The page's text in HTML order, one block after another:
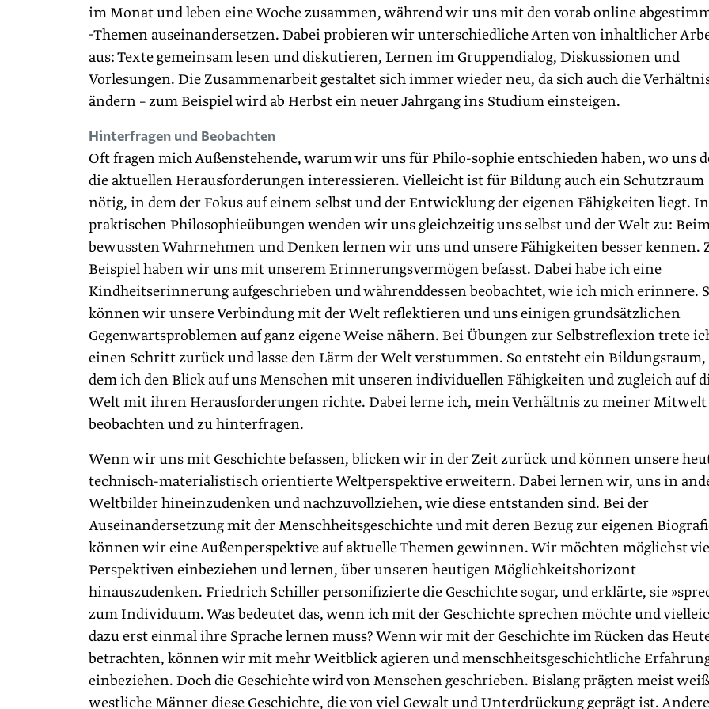
im Monat und leben eine Woche zusammen, während wir uns mit den vorab online
-Themen auseinandersetzen. Dabei probieren wir unterschiedliche Arten von inhaltlicher
aus: Texte gemeinsam lesen und diskutieren, Lernen im Gruppendialog, Diskussionen und
Vorlesungen. Die Zusammenarbeit gestaltet sich immer wieder neu, da sich auch die
ändern – zum Beispiel wird ab Herbst ein neuer Jahrgang ins Studium einsteigen.
Hinterfragen und Beobachten
Oft fragen mich Außenstehende, warum wir uns für Philo-sophie entschieden haben, wo uns
die aktuellen Herausforderungen interessieren. Vielleicht ist für Bildung auch ein Schutzraum
nötig, in dem der Fokus auf einem selbst und der Entwicklung der eigenen Fähigkeiten liegt. In
praktischen Philosophieübungen wenden wir uns gleichzeitig uns selbst und der Welt zu:
bewussten Wahrnehmen und Denken lernen wir uns und unsere Fähigkeiten besser kennen.
Beispiel haben wir uns mit unserem Erinnerungsvermögen befasst. Dabei habe ich eine
Kindheitserinnerung aufgeschrieben und währenddessen beobachtet, wie ich mich erinnere.
können wir unsere Verbindung mit der Welt reflektieren und uns einigen grundsätzlichen
Gegenwartsproblemen auf ganz eigene Weise nähern. Bei Übungen zur Selbstreflexion trete
einen Schritt zurück und lasse den Lärm der Welt verstummen. So entsteht ein
dem ich den Blick auf uns Menschen mit unseren individuellen Fähigkeiten und zugleich auf
Welt mit ihren Herausforderungen richte. Dabei lerne ich, mein Verhältnis zu meiner Mitwelt
beobachten und zu hinterfragen.
Wenn wir uns mit Geschichte befassen, blicken wir in der Zeit zurück und können unsere
technisch-materialistisch orientierte Weltperspektive erweitern. Dabei lernen wir, uns in
Weltbilder hineinzudenken und nachzuvollziehen, wie diese entstanden sind. Bei der
Auseinandersetzung mit der Menschheitsgeschichte und mit deren Bezug zur eigenen
können wir eine Außenperspektive auf aktuelle Themen gewinnen. Wir möchten möglichst
Perspektiven einbeziehen und lernen, über unseren heutigen Möglichkeitshorizont
hinauszudenken. Friedrich Schiller personifizierte die Geschichte sogar, und erklärte, sie
zum Individuum. Was bedeutet das, wenn ich mit der Geschichte sprechen möchte und
dazu erst einmal ihre Sprache lernen muss? Wenn wir mit der Geschichte im Rücken das
betrachten, können wir mit mehr Weitblick agieren und menschheitsgeschichtliche
einbeziehen. Doch die Geschichte wird von Menschen geschrieben. Bislang prägten meist
westliche Männer diese Geschichte, die von viel Gewalt und Unterdrückung geprägt ist. Andere